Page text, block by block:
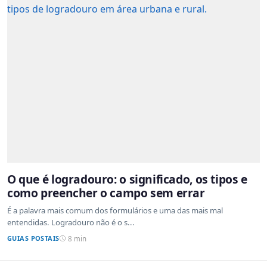
O que é logradouro: o significado, os tipos e
como preencher o campo sem errar
É a palavra mais comum dos formulários e uma das mais mal
entendidas. Logradouro não é o s...
GUIAS POSTAIS 8 min